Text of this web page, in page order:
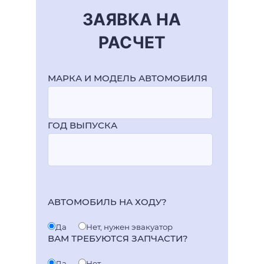
ЗАЯВКА НА
РАСЧЕТ
МАРКА И МОДЕЛЬ АВТОМОБИЛЯ
ГОД ВЫПУСКА
АВТОМОБИЛЬ НА ХОДУ?
Да Нет, нужен эвакуатор
ВАМ ТРЕБУЮТСЯ ЗАПЧАСТИ?